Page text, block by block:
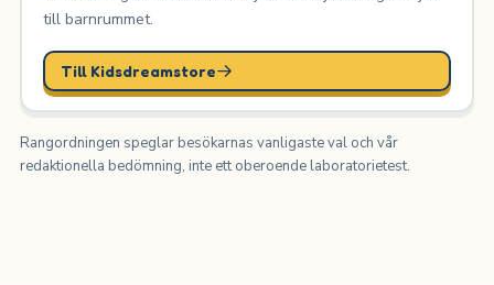
till barnrummet.
Till Kidsdreamstore
Rangordningen speglar besökarnas vanligaste val och vår
redaktionella bedömning, inte ett oberoende laboratorietest.